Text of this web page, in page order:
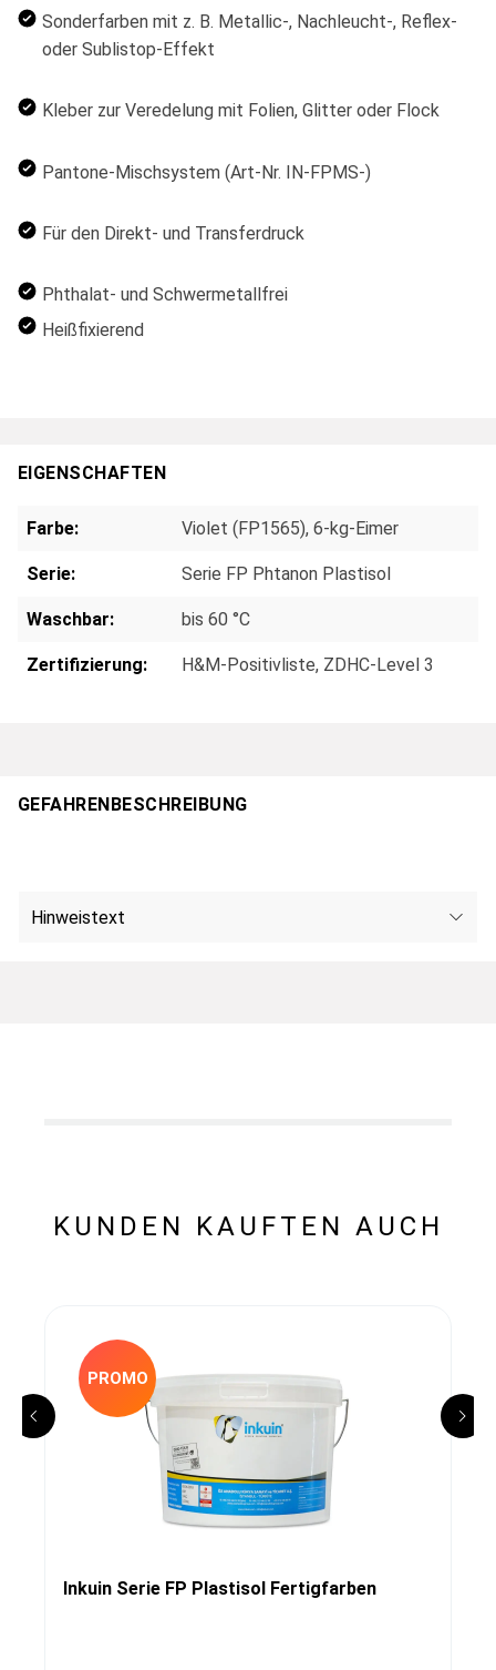
Sonderfarben mit z. B. Metallic-, Nachleucht-, Reflex-
oder Sublistop-Effekt
Kleber zur Veredelung mit Folien, Glitter oder Flock
Pantone-Mischsystem (Art-Nr. IN-FPMS-)
Für den Direkt- und Transferdruck
Phthalat- und Schwermetallfrei
Heißfixierend
EIGENSCHAFTEN
Farbe: Violet (FP1565), 6-kg-Eimer
Serie: Serie FP Phtanon Plastisol
Waschbar: bis 60 °C
Zertifizierung: H&M-Positivliste, ZDHC-Level 3
GEFAHRENBESCHREIBUNG
Hinweistext
KUNDEN KAUFTEN AUCH
PROMO
Inkuin Serie FP Plastisol Fertigfarben